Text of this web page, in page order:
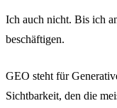
Ich auch nicht. Bis ich
beschäftigen.
GEO steht für
Sichtbarkeit, den die